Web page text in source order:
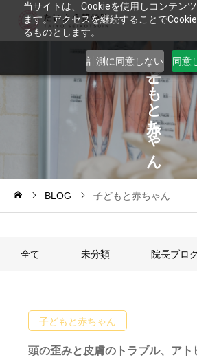
当サイトは、Cookieを使用しコンテン
ます。アクセスを継続することで
るものとします。
計測に同意しない 同意
ど
も
と
ち
ゃ
ん
BLOG 子どもと赤ちゃん
全て 未分類 院長ブロ
子どもと赤ちゃん
頭の歪みと皮膚のトラブル、アト